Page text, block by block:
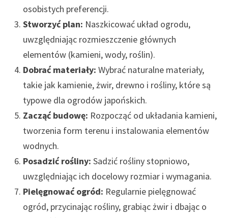
osobistych preferencji.
Stworzyć plan: Naszkicować układ ogrodu,
uwzględniając rozmieszczenie głównych
elementów (kamieni, wody, roślin).
Dobrać materiały: Wybrać naturalne materiały,
takie jak kamienie, żwir, drewno i rośliny, które są
typowe dla ogrodów japońskich.
Zacząć budowę: Rozpocząć od układania kamieni,
tworzenia form terenu i instalowania elementów
wodnych.
Posadzić rośliny: Sadzić rośliny stopniowo,
uwzględniając ich docelowy rozmiar i wymagania.
Pielęgnować ogród: Regularnie pielęgnować
ogród, przycinając rośliny, grabiąc żwir i dbając o